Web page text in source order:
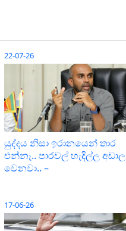
22-07-26
යුද්දය නිසා ඉරානයෙන් තාර
එන්නෑ.. පාරවල් හැදිල්ල අඩාල
වෙනවා.. –
17-06-26